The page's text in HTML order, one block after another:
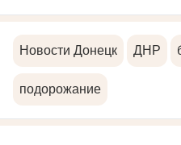
Новости Донецк ДНР
подорожание